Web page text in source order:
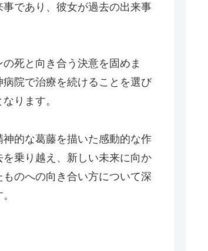
であり、彼女が過去の出来事
死と向き合う決意を固めま
院で治療を続けることを選び
ります。
的な葛藤を描いた感動的な作
乗り越え、新しい未来に向か
のへの向き合い方について深